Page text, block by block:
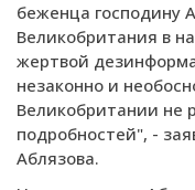
беженца господину
Великобритания в
жертвой
незаконно и
Великобритании не
подробностей", -
Аблязова.